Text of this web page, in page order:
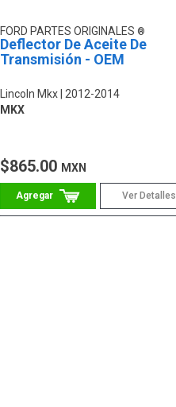
FORD PARTES ORIGINALES
Deflector De Aceite De
Transmisión - OEM
Lincoln Mkx
2012-2014
MKX
$865.00 MXN
Ver Detalles